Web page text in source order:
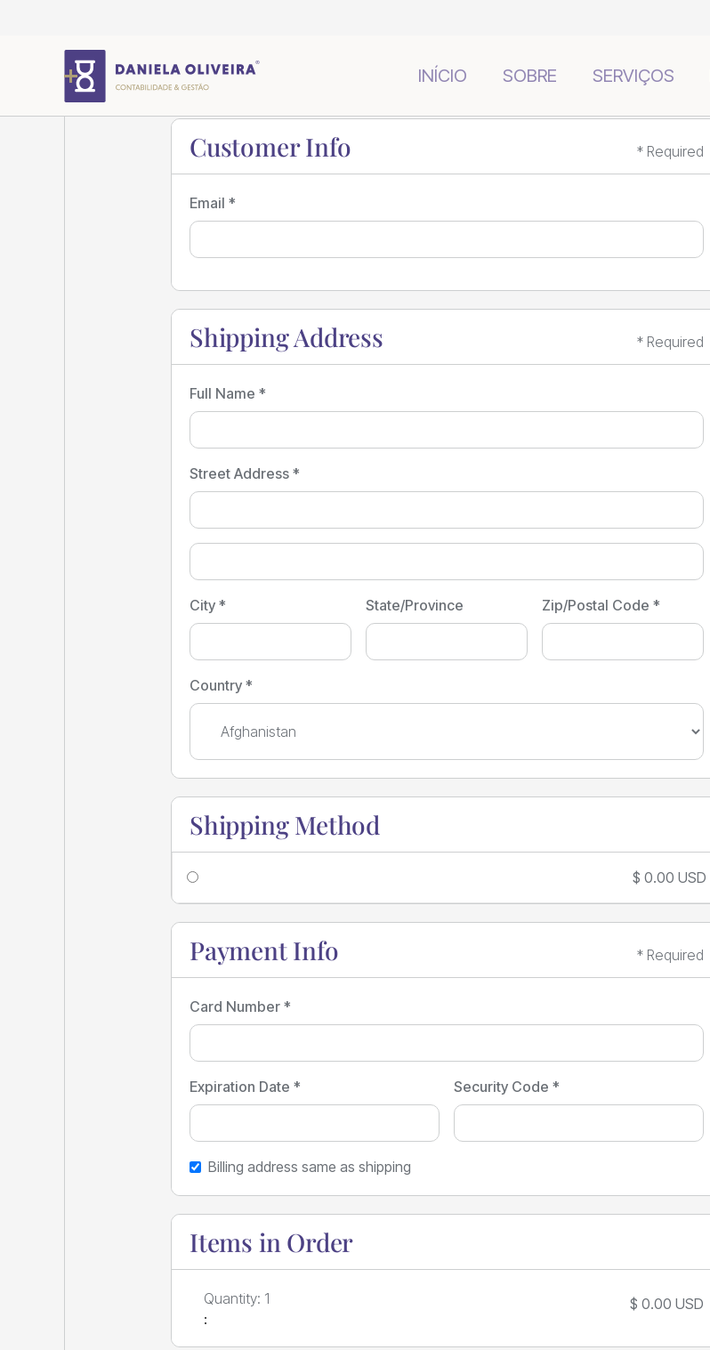
INÍCIO SOBRE SERVIÇOS
Customer Info * Required
Email *
Shipping Address * Required
Full Name *
Street Address *
City * State/Province Zip/Postal Code *
Country *
Shipping Method
$ 0.00 USD
Payment Info * Required
Card Number *
Expiration Date * Security Code *
Billing address same as shipping
Items in Order
1
:
$ 0.00 USD